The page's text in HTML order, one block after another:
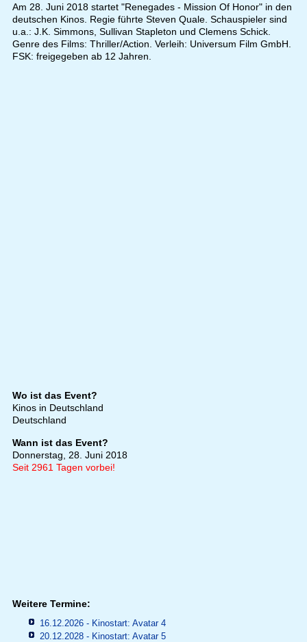
Am 28. Juni 2018 startet "Renegades - Mission Of Honor" in den
deutschen Kinos. Regie führte Steven Quale. Schauspieler sind
u.a.: J.K. Simmons, Sullivan Stapleton und Clemens Schick.
Genre des Films: Thriller/Action. Verleih: Universum Film GmbH.
FSK: freigegeben ab 12 Jahren.
Wo ist das Event?
Kinos in Deutschland
Deutschland
Wann ist das Event?
Donnerstag, 28. Juni 2018
Seit 2961 Tagen vorbei!
Weitere Termine:
16.12.2026 - Kinostart: Avatar 4
20.12.2028 - Kinostart: Avatar 5